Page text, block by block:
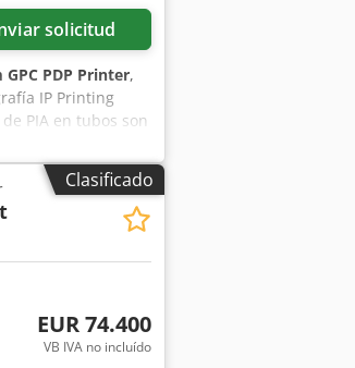
solicitud
PDP Printer,
IP Printing
PIA en tubos son
Bélgica Modelo:
Tough Panel
Clasificado
EUR 74.400
VB IVA no incluído